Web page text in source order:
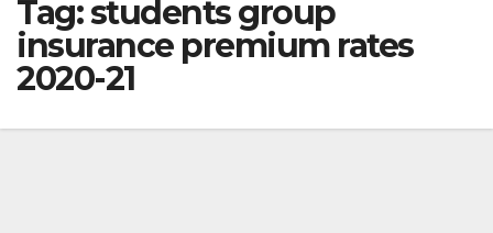
Tag:students group
insurance premium rates
2020-21